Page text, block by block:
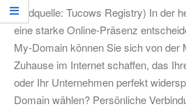
06-
24
(Bildquelle: Tucows Registry) In der
eine starke Online-Präsenz
My-Domain können Sie sich von der
Zuhause im Internet schaffen, das
oder Ihr Unternehmen perfekt
Domain wählen? Persönliche